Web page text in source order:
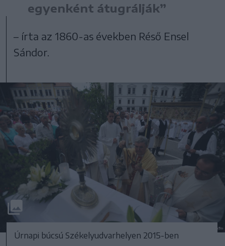
egyenként átugrálják”
– írta az 1860-as években Réső Ensel
Sándor.
Úrnapi búcsú Székelyudvarhelyen 2015-ben